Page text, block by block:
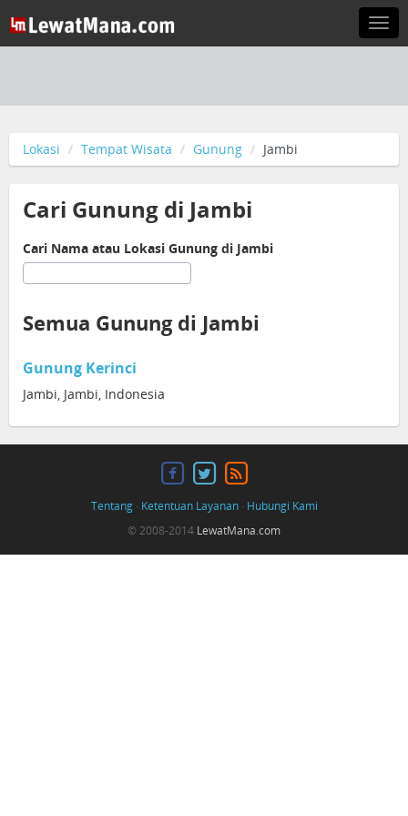
Lokasi Tempat Wisata Gunung Jambi
Cari Gunung di Jambi
Cari Nama atau Lokasi Gunung di Jambi
Semua Gunung di Jambi
Gunung Kerinci
Jambi, Jambi, Indonesia
Tentang· Ketentuan Layanan· Hubungi Kami
© 2008-2014 LewatMana.com